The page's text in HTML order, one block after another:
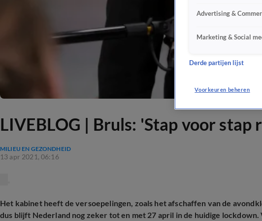
LIVEBLOG | Bruls: 'Stap voor stap
MILIEU EN GEZONDHEID
13 apr 2021, 06:16
Het kabinet heeft de versoepelingen, zoals het afschaffen van de
dus blijft Nederland nog zeker tot en met 27 april in de huidige lockdown.
Advertising &
Marketing & Social
Derde partijen lijst
Voorkeuren beheren